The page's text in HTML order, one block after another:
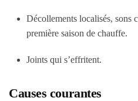
Décollements localisés, sons
première saison de chauffe.
Joints qui s’effritent.
Causes courantes